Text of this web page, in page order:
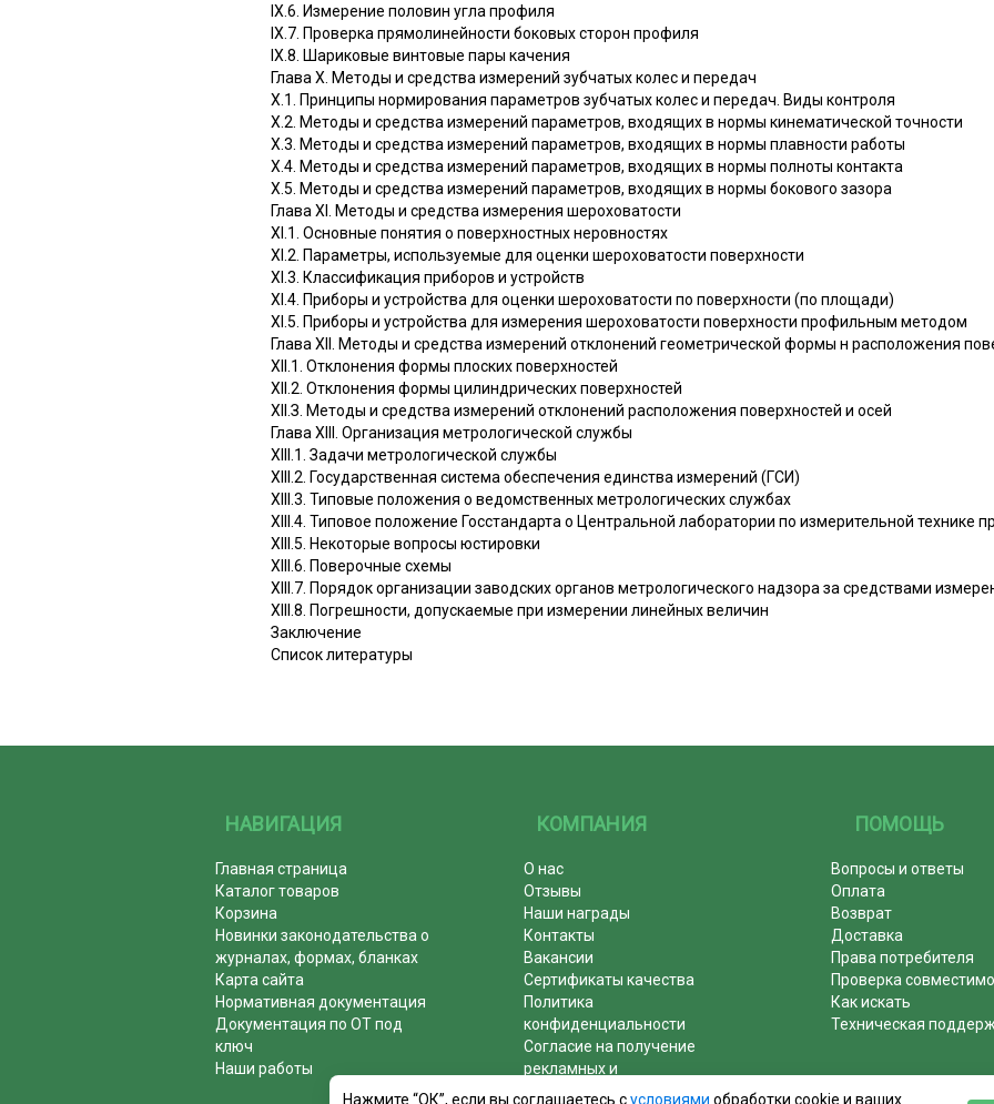
IX.6. Измерение половин угла профиля
IX.7. Проверка прямолинейности боковых сторон профиля
IX.8. Шариковые винтовые пары качения
Глава X. Методы и средства измерений зубчатых колес и передач
X.1. Принципы нормирования параметров зубчатых колес и передач. Виды контроля
Х.2. Методы и средства измерений параметров, входящих в нормы кинематической точности
Х.3. Методы и средства измерений параметров, входящих в нормы плавности работы
Х.4. Методы и средства измерений параметров, входящих в нормы полноты контакта
X.5. Методы и средства измерений параметров, входящих в нормы бокового зазора
Глава XI. Методы и средства измерения шероховатости
XI.1. Основные понятия о поверхностных неровностях
XI.2. Параметры, используемые для оценки шероховатости поверхности
XI.3. Классификация приборов и устройств
XI.4. Приборы и устройства для оценки шероховатости по поверхности (по площади)
XI.5. Приборы и устройства для измерения шероховатости поверхности профильным методом
Глава XII. Методы и средства измерений отклонений геометрической формы н расположения
XII.1. Отклонения формы плоских поверхностей
XII.2. Отклонения формы цилиндрических поверхностей
ХII.З. Методы и средства измерений отклонений расположения поверхностей и осей
Глава XIII. Организация метрологической службы
XIII.1. Задачи метрологической службы
XIII.2. Государственная система обеспечения единства измерений (ГСИ)
XIII.3. Типовые положения о ведомственных метрологических службах
XIII.4. Типовое положение Госстандарта о Центральной лаборатории по измерительной технике
XIII.5. Некоторые вопросы юстировки
XIII.6. Поверочные схемы
XIII.7. Порядок организации заводских органов метрологического надзора за средствами
XIII.8. Погрешности, допускаемые при измерении линейных величин
Заключение
Список литературы
НАВИГАЦИЯ
Главная страница
Каталог товаров
Корзина
Новинки законодательства о
журналах, формах, бланках
Карта сайта
Нормативная документация
Документация по ОТ под
ключ
Наши работы
КОМПАНИЯ
О нас
Отзывы
Наши награды
Контакты
Вакансии
Сертификаты качества
Политика
конфиденциальности
Согласие на получение
рекламных и
информационных рассылок
ПОМОЩЬ
Вопросы и ответы
Оплата
Возврат
Доставка
Права потребителя
Проверка
Как искать
Техническая
Нажмите “ОК”, если вы соглашаетесь сусловиями обработки cookie и ваших